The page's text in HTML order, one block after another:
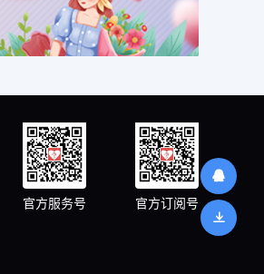
官方服务号 官方订阅号